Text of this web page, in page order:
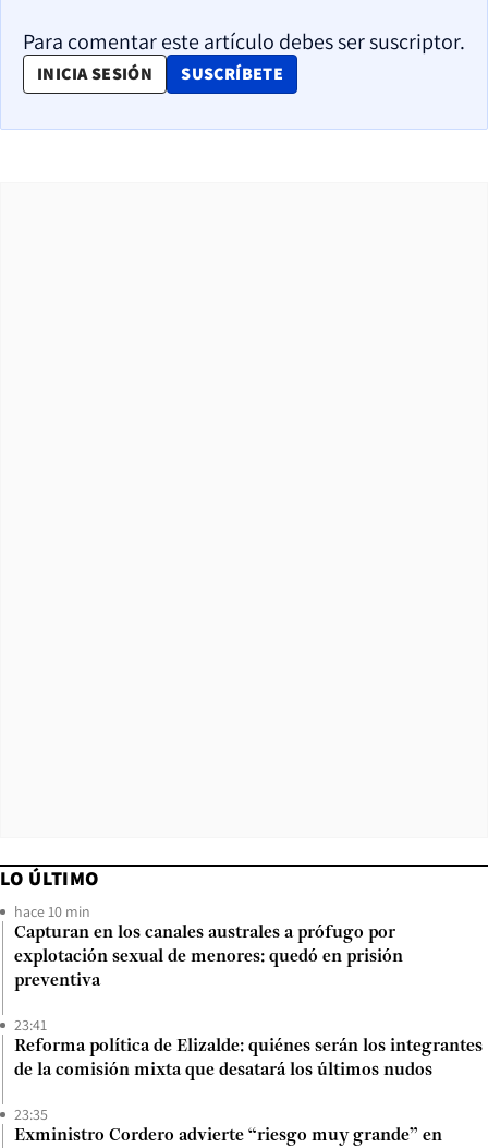
Para comentar este artículo debes ser suscriptor.
INICIA SESIÓN SUSCRÍBETE
OPENS IN NEW WINDOW
LO ÚLTIMO
hace 10 min
Capturan en los canales australes a prófugo por
explotación sexual de menores: quedó en prisión
preventiva
23:41
Reforma política de Elizalde: quiénes serán los integrantes
de la comisión mixta que desatará los últimos nudos
23:35
Exministro Cordero advierte “riesgo muy grande” en